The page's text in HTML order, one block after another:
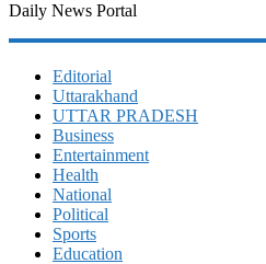
Daily News Portal
Editorial
Uttarakhand
UTTAR PRADESH
Business
Entertainment
Health
National
Political
Sports
Education